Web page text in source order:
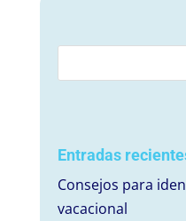
Entradas
Consejos para
vacacional